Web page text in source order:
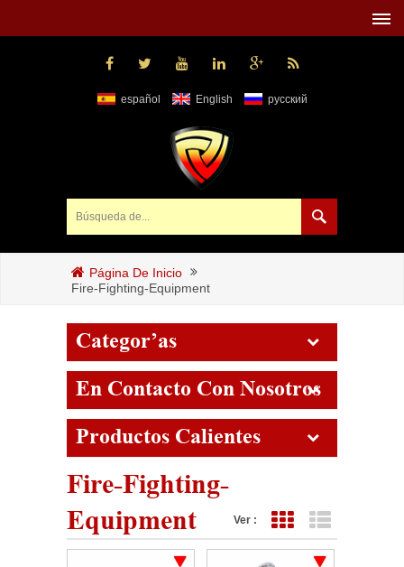
español English русский
Página De Inicio
Fire-Fighting-Equipment
Categorías
En Contacto Con Nosotros
Productos Calientes
Fire-Fighting-
Equipment
Ver : Vista de cuadrícula